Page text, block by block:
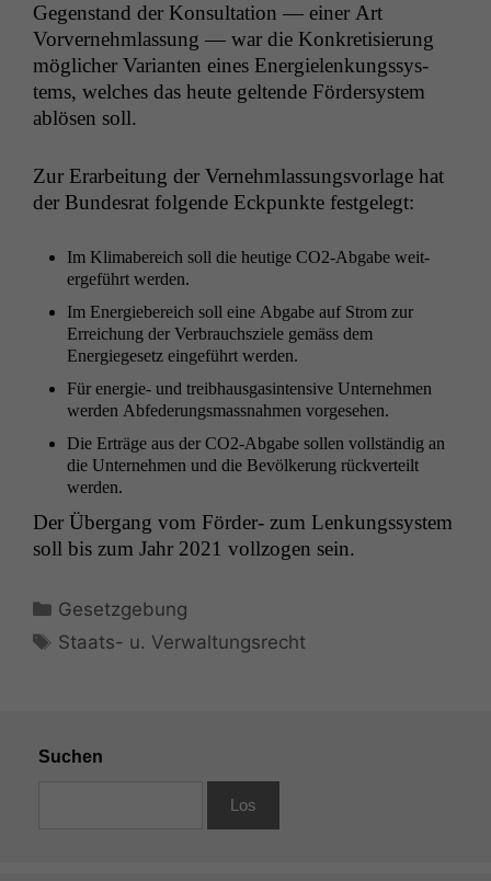
Gegen­stand der Kon­sul­ta­tion — ein­er Art
Vorvernehm­las­sung — war die Konkretisierung
möglich­er Vari­anten eines Energie­lenkungssys­
tems, welch­es das heute gel­tende Förder­sys­tem
ablösen soll.
Zur Erar­beitung der Vernehm­las­sungsvor­lage hat
der Bun­desrat fol­gende Eck­punk­te festgelegt:
Im Klimabere­ich soll die heutige CO2-Abgabe weit­
erge­führt werden.
Im Energiebere­ich soll eine Abgabe auf Strom zur
Erre­ichung der Ver­brauch­sziele gemäss dem
Energiege­setz einge­führt werden.
Für energie- und treib­haus­gas­in­ten­sive Unternehmen
wer­den Abfederungs­mass­nah­men vorgesehen.
Die Erträge aus der CO2-Abgabe sollen voll­ständig an
die Unternehmen und die Bevölkerung rück­verteilt
werden.
Der Über­gang vom Förder- zum Lenkungssys­tem
soll bis zum Jahr 2021 vol­l­zo­gen sein.
Kategorien
Gesetzgebung
Schlagwörter
Staats- u. Verwaltungsrecht
Suchen